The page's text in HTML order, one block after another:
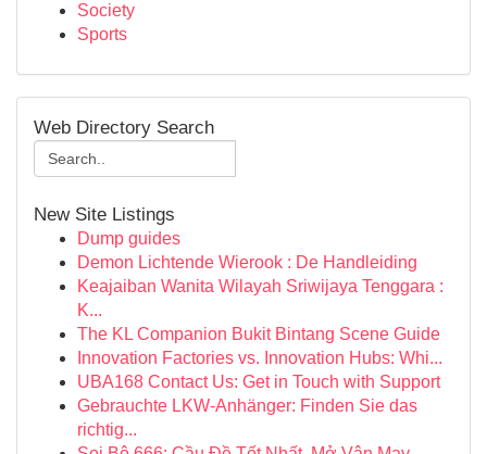
Society
Sports
Web Directory Search
New Site Listings
Dump guides
Demon Lichtende Wierook : De Handleiding
Keajaiban Wanita Wilayah Sriwijaya Tenggara :
K...
The KL Companion Bukit Bintang Scene Guide
Innovation Factories vs. Innovation Hubs: Whi...
UBA168 Contact Us: Get in Touch with Support
Gebrauchte LKW-Anhänger: Finden Sie das
richtig...